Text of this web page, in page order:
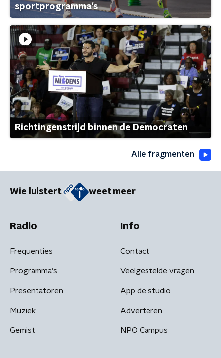
sportprogramma's
Richtingenstrijd binnen de Democraten
Alle fragmenten
Wie luistert weet meer
Radio
Frequenties
Programma's
Presentatoren
Muziek
Gemist
Info
Contact
Veelgestelde vragen
App de studio
Adverteren
NPO Campus